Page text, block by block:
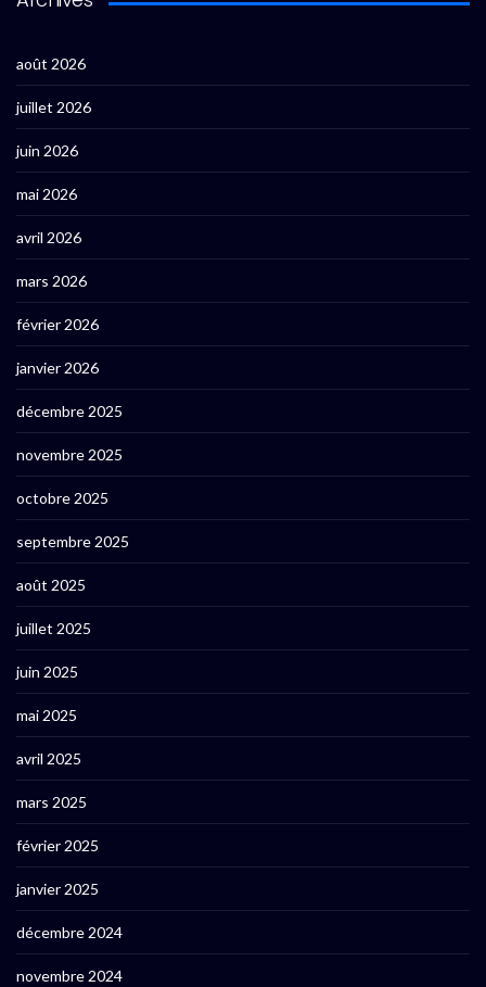
août 2026
juillet 2026
juin 2026
mai 2026
avril 2026
mars 2026
février 2026
janvier 2026
décembre 2025
novembre 2025
octobre 2025
septembre 2025
août 2025
juillet 2025
juin 2025
mai 2025
avril 2025
mars 2025
février 2025
janvier 2025
décembre 2024
novembre 2024